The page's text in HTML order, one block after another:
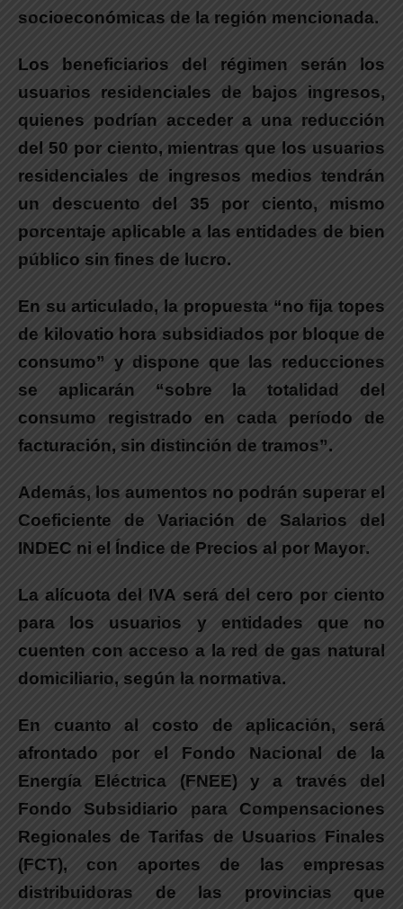
socioeconómicas de la región mencionada.
Los beneficiarios del régimen serán los
usuarios residenciales de bajos ingresos,
quienes podrían acceder a una reducción
del 50 por ciento, mientras que los usuarios
residenciales de ingresos medios tendrán
un descuento del 35 por ciento, mismo
porcentaje aplicable a las entidades de bien
público sin fines de lucro.
En su articulado, la propuesta “no fija topes
de kilovatio hora subsidiados por bloque de
consumo” y dispone que las reducciones
se aplicarán “sobre la totalidad del
consumo registrado en cada período de
facturación, sin distinción de tramos”.
Además, los aumentos no podrán superar el
Coeficiente de Variación de Salarios del
INDEC ni el Índice de Precios al por Mayor.
La alícuota del IVA será del cero por ciento
para los usuarios y entidades que no
cuenten con acceso a la red de gas natural
domiciliario, según la normativa.
En cuanto al costo de aplicación, será
afrontado por el Fondo Nacional de la
Energía Eléctrica (FNEE) y a través del
Fondo Subsidiario para Compensaciones
Regionales de Tarifas de Usuarios Finales
(FCT), con aportes de las empresas
distribuidoras de las provincias que